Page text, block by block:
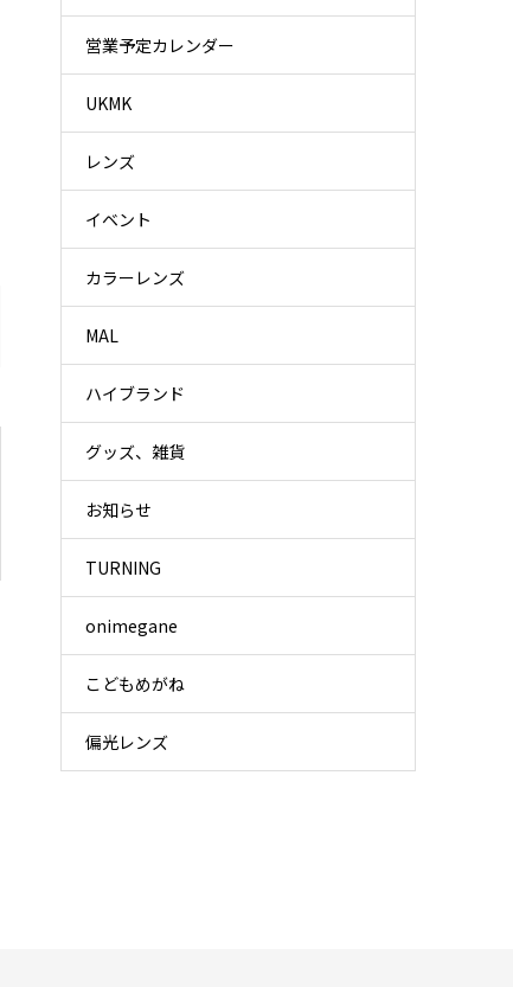
営業予定カレンダー
UKMK
レンズ
イベント
カラーレンズ
MAL
ハイブランド
グッズ、雑貨
お知らせ
TURNING
onimegane
こどもめがね
偏光レンズ